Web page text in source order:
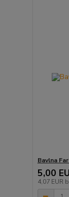
Bavlna
5,00
4,07 EUR